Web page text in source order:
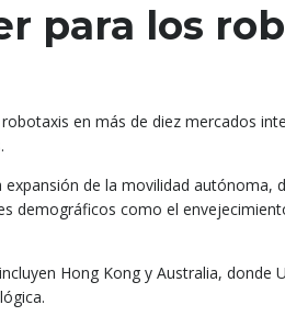
para los
en más de diez mercados
de la movilidad autónoma,
demográficos como el
Hong Kong y Australia, donde